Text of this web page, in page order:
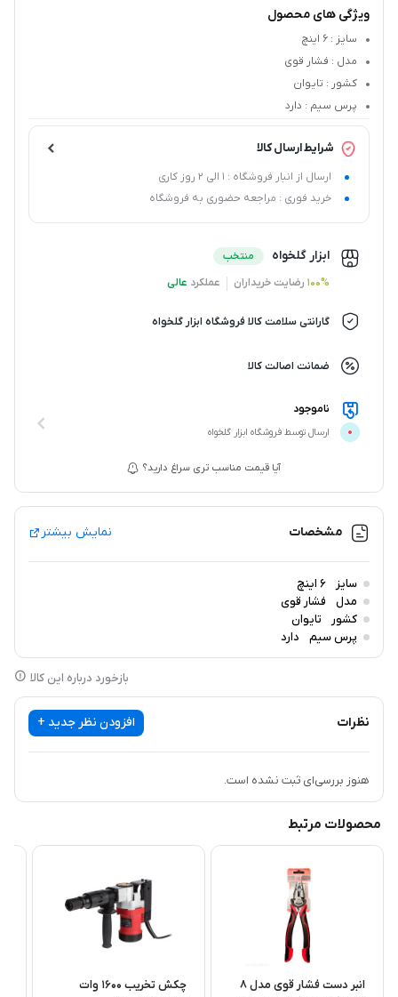
ویژگی های محصول
سایز : 6 اینچ
مدل : فشار قوی
کشور : تایوان
پرس سیم : دارد
شرایط ارسال کالا
ارسال از انبار فروشگاه : 1 الی 2 روز کاری
خرید فوری : مراجعه حضوری به فروشگاه
ابزار گلخواه
منتخب
100% رضایت خریداران عملکرد عالی
گارانتی سلامت کالا فروشگاه ابزار گلخواه
ضمانت اصالت کالا
ناموجود
ارسال توسط فروشگاه ابزار گلخواه
آیا قیمت مناسب تری سراغ دارید؟
مشخصات نمایش بیشتر
سایز
6 اینچ
مدل
فشار قوی
کشور
تایوان
پرس سیم
دارد
بازخورد درباره این کالا
نظرات افزودن نظر جدید +
هنوز بررسی‌ای ثبت نشده است.
محصولات مرتبط
انبر دست فشار قوی مدل 8
چکش تخریب 1600 وات